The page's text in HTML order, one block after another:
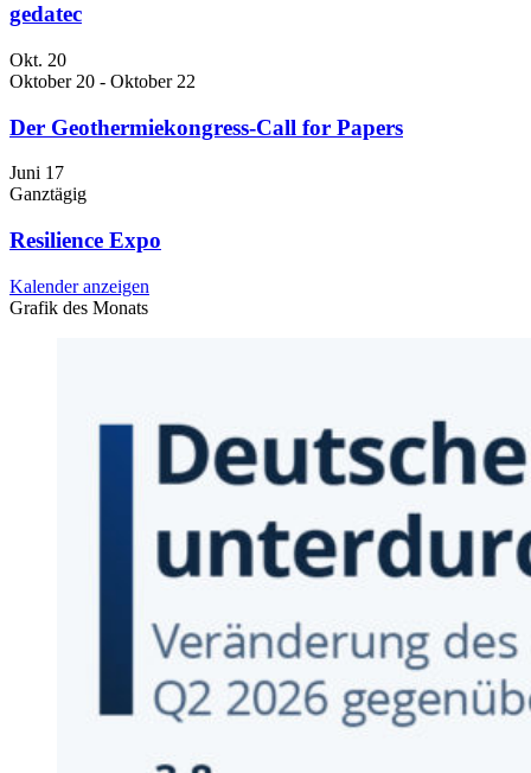
gedatec
Okt. 20
Oktober 20 - Oktober 22
Der Geothermiekongress-Call for Papers
Juni 17
Ganztägig
Resilience Expo
Kalender anzeigen
Grafik des Monats